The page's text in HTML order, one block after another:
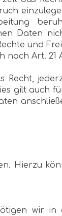
Daten
und
Art. 21
gilt auch
Hierzu
wir in